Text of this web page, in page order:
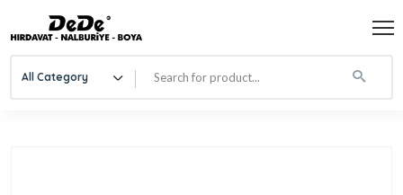
All Category